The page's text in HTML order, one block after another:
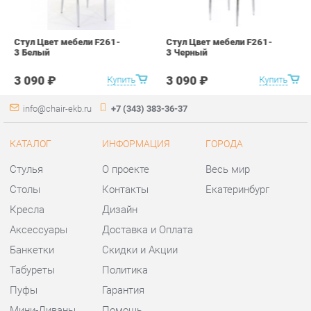
info@chair-ekb.ru
КАТАЛОГ
Стулья
Кресла
Табуреты
Пуфы
Мини-Диваны
Комплектующие
О проекте
Дизайн
Скидки и Акции
Политика
Гарантия
Помощь
ГОРОДА
Весь мир
КОНТАКТЫ
Шоурум и склад самовывоза
Адрес: г. Екатеринбург,